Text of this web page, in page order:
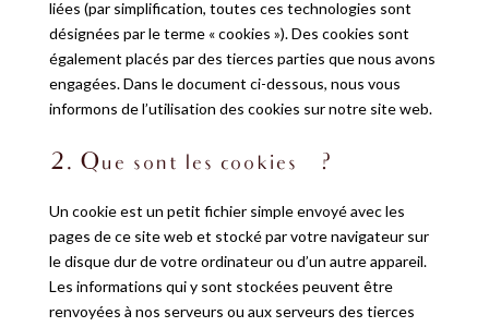
liées (par simplification, toutes ces technologies sont
désignées par le terme « cookies »). Des cookies sont
également placés par des tierces parties que nous avons
engagées. Dans le document ci-dessous, nous vous
informons de l’utilisation des cookies sur notre site web.
2. Que sont les cookies ?
Un cookie est un petit fichier simple envoyé avec les
pages de ce site web et stocké par votre navigateur sur
le disque dur de votre ordinateur ou d’un autre appareil.
Les informations qui y sont stockées peuvent être
renvoyées à nos serveurs ou aux serveurs des tierces